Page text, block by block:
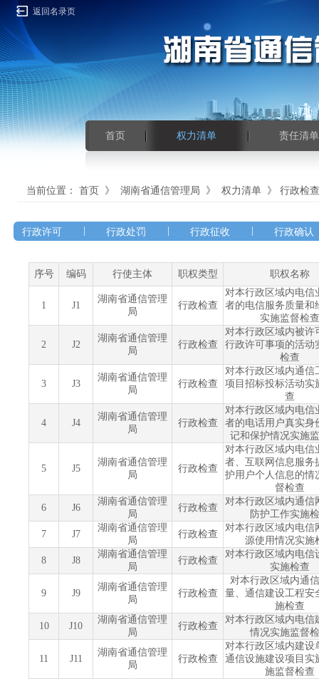
返回名录页
首页 权力清单 责任清单
当前位置： 首页 》 湖南省通信管理局 》 权力清单 》 行政检查
行政许可 行政处罚 行政征收 行政确认
序号 编码 行使主体 职权类型 职权名称
1 J1
湖南省通信管理
局
行政检查
对本行政区域内电信
者的电信服务质量和
实施监督检查
2 J2
湖南省通信管理
局
行政检查
对本行政区域内被许
行政许可事项的活动
检查
3 J3
湖南省通信管理
局
行政检查
对本行政区域内通信
项目招标投标活动实
查
4 J4
湖南省通信管理
局
行政检查
对本行政区域内电信
者的电话用户真实身
记和保护情况实施
5 J5
湖南省通信管理
局
行政检查
对本行政区域内电信
者、互联网信息服务
护用户个人信息的情
督检查
6
J6
湖南省通信管理
局
行政检查
对本行政区域内通信
防护工作实施
7
J7
湖南省通信管理
局
行政检查
对本行政区域内电信
源使用情况实施
8
J8
湖南省通信管理
局
行政检查
对本行政区域内电信
实施检查
9 J9
湖南省通信管理
局
行政检查
对本行政区域内通
量、通信建设工程安
施检查
10
J10
湖南省通信管理
局
行政检查
对本行政区域内电信
情况实施监督
11 J11
湖南省通信管理
局
行政检查
对本行政区域内建设
通信设施建设项目实
施监督检查